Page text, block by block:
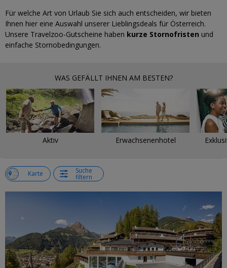
Für welche Art von Urlaub Sie sich auch entscheiden, wir bieten
Ihnen hier eine Auswahl unserer Lieblingsdeals für Österreich.
Unsere Travelzoo-Gutscheine haben kurze Stornofristen und
einfache Stornobedingungen.
WAS GEFÄLLT IHNEN AM BESTEN?
Aktiv Erwachsenenhotel
Karte Suche
filtern